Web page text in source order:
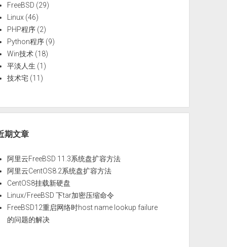
FreeBSD (29)
Linux (46)
PHP程序 (2)
Python程序 (9)
Win技术 (18)
平淡人生 (1)
技术宅 (11)
期文章
阿里云FreeBSD 11.3系统盘扩容方法
阿里云CentOS8.2系统盘扩容方法
CentOS8挂载新硬盘
Linux/FreeBSD 下tar加密压缩命令
FreeBSD12重启网络时host name lookup failure
的问题的解决